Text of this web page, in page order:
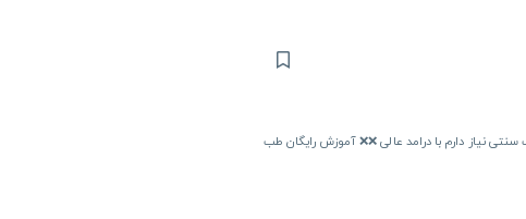
نفر جهت همکاری با خودم در زمینه طب سنتی نیاز دارم با درامد عالی ❌️❌️ آموزش رایگان طب